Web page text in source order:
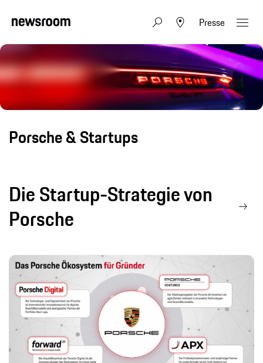
Presse
Porsche & Startups
Die Startup-Strategie von
Porsche